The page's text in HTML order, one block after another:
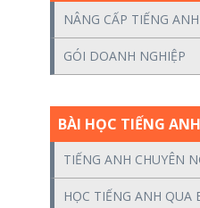
NÂNG CẤP TIẾNG
GÓI DOANH NGHIỆP
BÀI HỌC TIẾNG ANH
TIẾNG ANH CHUYÊN
HỌC TIẾNG ANH QUA